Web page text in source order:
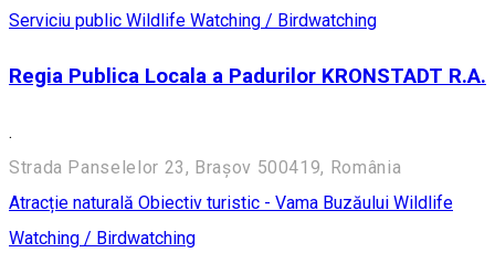
Serviciu public Wildlife Watching / Birdwatching
Regia Publica Locala a Padurilor KRONSTADT R.A.
.
Strada Panselelor 23, Brașov 500419, România
Atracție naturală Obiectiv turistic - Vama Buzăului Wildlife
Watching / Birdwatching